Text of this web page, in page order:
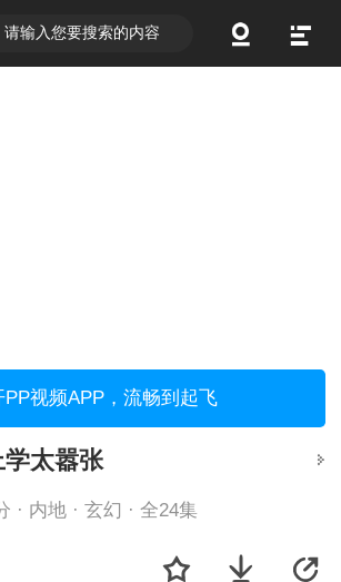
请输入您要搜索的内容
PP视频APP，流畅到起飞
太嚣张
· 内地 · 玄幻 · 全24集